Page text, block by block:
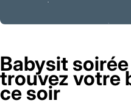
Babysit
trouvez votre
ce soir